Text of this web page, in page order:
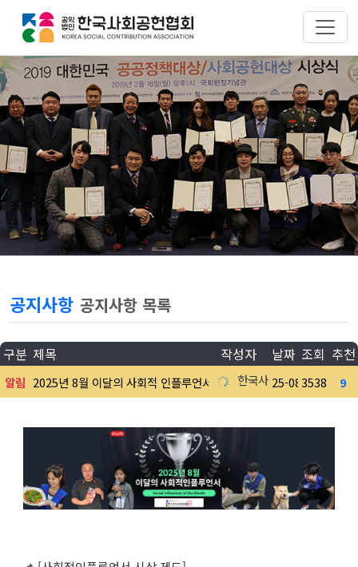
공지사항 공지사항 목록
구분 제목 작성자 날짜 조회 추천
알림 2025년 8월 이달의 사회적 인플루언서 선정 결과 발표 11
한국사회공헌협회
25-08-06
3538 9